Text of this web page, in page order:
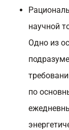
научной
Одно из
по